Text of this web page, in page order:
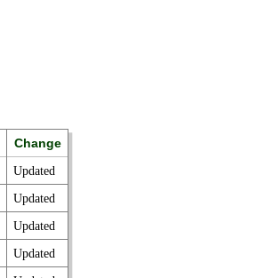
Change
Updated
Updated
Updated
Updated